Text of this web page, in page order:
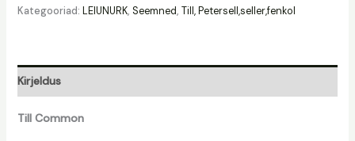
Kategooriad: LEIUNURK, Seemned, Till, Petersell,seller,fenkol
Kirjeldus
Till Common